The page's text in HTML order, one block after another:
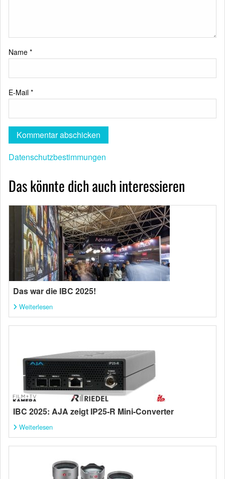
Name *
E-Mail *
Datenschutzbestimmungen
Das könnte dich auch interessieren
Das war die IBC 2025!
Weiterlesen
IBC 2025: AJA zeigt IP25-R Mini-Converter
Weiterlesen